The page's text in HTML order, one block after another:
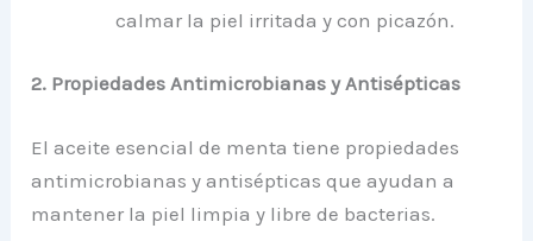
calmar la piel irritada y con picazón.
2. Propiedades Antimicrobianas y Antisépticas
El aceite esencial de menta tiene propiedades
antimicrobianas y antisépticas que ayudan a
mantener la piel limpia y libre de bacterias.